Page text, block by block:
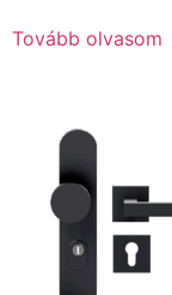
Tovább olvasom